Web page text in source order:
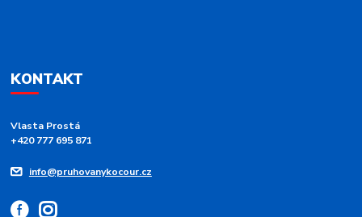
KONTAKT
Vlasta Prostá
+420 777 695 871
info@pruhovanykocour.cz